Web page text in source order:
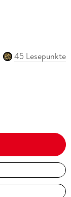
45 Lesepunkte